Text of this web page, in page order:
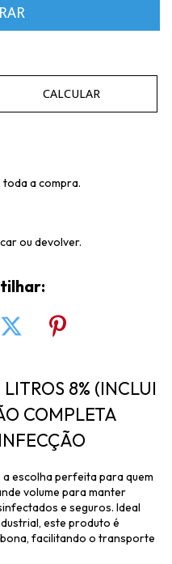
CALCULAR
toda a compra.
ou devolver.
8% (INCLUI
COMPLETA
a escolha perfeita para quem
volume para manter
e seguros. Ideal
este produto é
facilitando o transporte